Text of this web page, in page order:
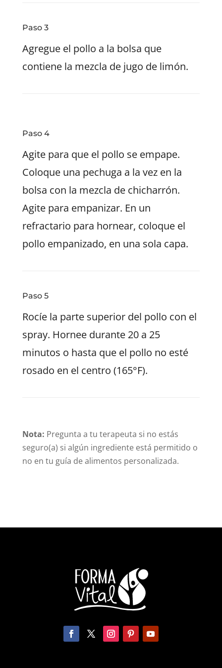
Paso 3
Agregue el pollo a la bolsa que
contiene la mezcla de jugo de limón.
Paso 4
Agite para que el pollo se empape.
Coloque una pechuga a la vez en la
bolsa con la mezcla de chicharrón.
Agite para empanizar. En un
refractario para hornear, coloque el
pollo empanizado, en una sola capa.
Paso 5
Rocíe la parte superior del pollo con el
spray. Hornee durante 20 a 25
minutos o hasta que el pollo no esté
rosado en el centro (165°F).
Nota: Pregunta a tu terapeuta si no estás
seguro(a) si algún ingrediente está permitido o
no en tu guía de alimentos personalizada.